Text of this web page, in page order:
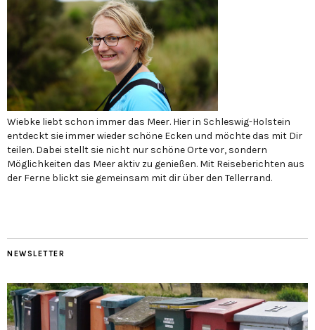
Wiebke liebt schon immer das Meer. Hier in Schleswig-Holstein
entdeckt sie immer wieder schöne Ecken und möchte das mit Dir
teilen. Dabei stellt sie nicht nur schöne Orte vor, sondern
Möglichkeiten das Meer aktiv zu genießen. Mit Reiseberichten aus
der Ferne blickt sie gemeinsam mit dir über den Tellerrand.
NEWSLETTER